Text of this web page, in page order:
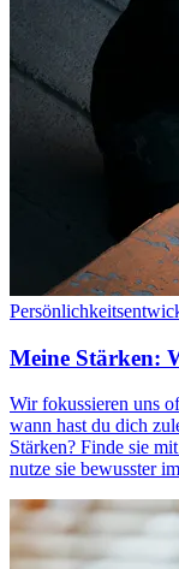
Meine Stärken:
Wir fokussieren uns
wann hast du dich
Stärken? Finde sie
nutze sie bewusster